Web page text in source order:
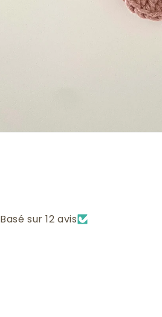
Basé sur 12 avis